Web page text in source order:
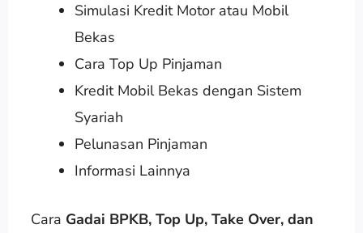
Simulasi Kredit Motor atau Mobil
Bekas
Cara Top Up Pinjaman
Kredit Mobil Bekas dengan Sistem
Syariah
Pelunasan Pinjaman
Informasi Lainnya
Cara Gadai BPKB, Top Up, Take Over, dan